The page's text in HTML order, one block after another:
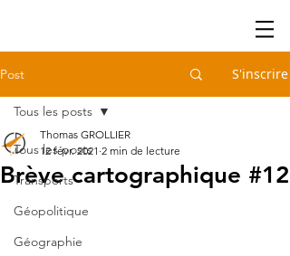
Post S'inscrire
Tous les posts
Transports
Géopolitique
Géographie
Tous les posts
Brève cartographique #12
Thomas GROLLIER
12 févr. 2021 2 min de lecture